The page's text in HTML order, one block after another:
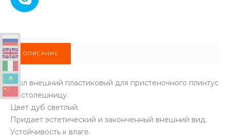
ОПИСАНИЕ
Угол внешний пластиковый для пристеночного плинтус
на столешницу.
Цвет дуб светлый.
Придает эстетический и законченный внешний вид.
Устойчивость к влаге.